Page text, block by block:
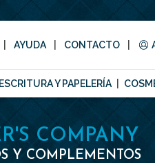
AYUDA CONTACTO
ESCRITURA Y PAPELERÍA
COMPANY
Y COMPLEMENTOS